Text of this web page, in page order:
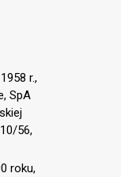
r.,
SpA
56,
roku,